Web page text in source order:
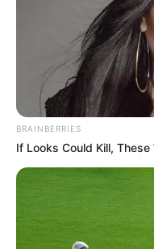
BRAINBERRIES
If Looks Could Kill, These